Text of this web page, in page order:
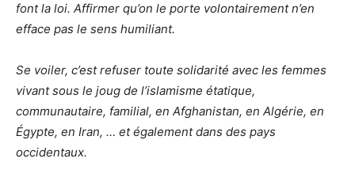
font la loi. Affirmer qu’on le porte volontairement n’en
efface pas le sens humiliant.
Se voiler, c’est refuser toute solidarité avec les femmes
vivant sous le joug de l’islamisme étatique,
communautaire, familial, en Afghanistan, en Algérie, en
Égypte, en Iran, … et également dans des pays
occidentaux.